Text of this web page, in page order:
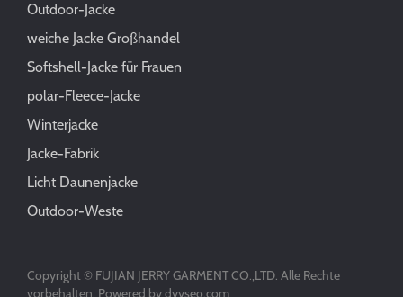
Outdoor-Jacke
weiche Jacke Großhandel
Softshell-Jacke für Frauen
polar-Fleece-Jacke
Winterjacke
Jacke-Fabrik
Licht Daunenjacke
Outdoor-Weste
Copyright © FUJIAN JERRY GARMENT CO.,LTD. Alle Rechte
vorbehalten. Powered bydyyseo.com